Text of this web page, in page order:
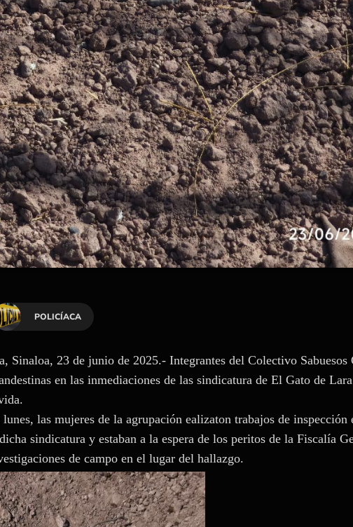
POLICÍACA
Sinaloa, 23 de junio de 2025.- Integrantes del Colectivo Sabuesos
en las inmediaciones de las sindicatura de El Gato de
las mujeres de la agrupación ealizaton trabajos de inspección
sindicatura y estaban a la espera de los peritos de la Fiscalía
de campo en el lugar del hallazgo.